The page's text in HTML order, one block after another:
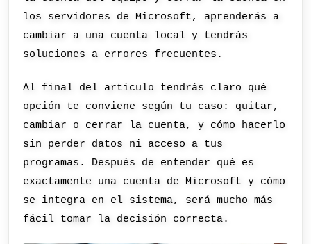
los servidores de Microsoft, aprenderás a
cambiar a una cuenta local y tendrás
soluciones a errores frecuentes.
Al final del artículo tendrás claro qué
opción te conviene según tu caso: quitar,
cambiar o cerrar la cuenta, y cómo hacerlo
sin perder datos ni acceso a tus
programas. Después de entender qué es
exactamente una cuenta de Microsoft y cómo
se integra en el sistema, será mucho más
fácil tomar la decisión correcta.